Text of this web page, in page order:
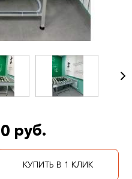
руб.
КУПИТЬ В 1 КЛИК